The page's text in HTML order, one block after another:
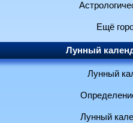
Ещё
Лунный
Лунный
Лунный